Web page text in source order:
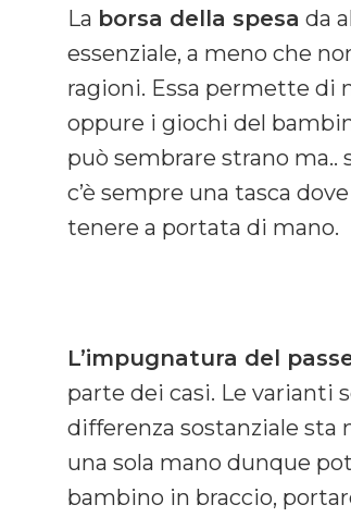
La borsa della spesa da
essenziale, a meno che
ragioni. Essa permette
oppure i giochi del
può sembrare strano
c’è sempre una tasca
tenere a portata di mano.
L’impugnatura del
parte dei casi. Le varianti
differenza sostanziale sta
una sola mano dunque
bambino in braccio,